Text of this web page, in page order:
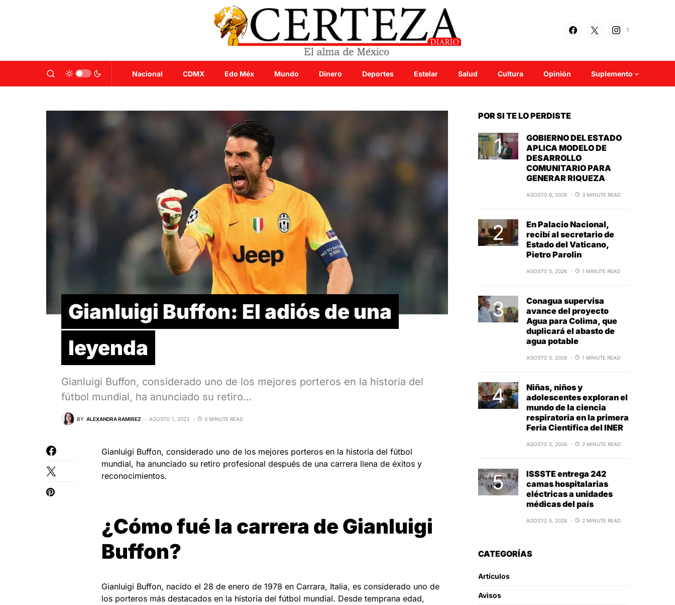
1
Nacional CDMX Edo Méx Mundo Dinero Deportes Estelar Salud Cultura Opinión Suplemento
Gianluigi Buffon: El adiós de una
leyenda
Gianluigi Buffon, considerado uno de los mejores porteros en la historia del
fútbol mundial, ha anunciado su retiro…
BY ALEXANDRA RAMIREZ AGOSTO 1, 2023 3 MINUTE READ
Gianluigi Buffon, considerado uno de los mejores porteros en la historia del fútbol
mundial, ha anunciado su retiro profesional después de una carrera llena de éxitos y
reconocimientos.
¿Cómo fué la carrera de Gianluigi
Buffon?
Gianluigi Buffon, nacido el 28 de enero de 1978 en Carrara, Italia, es considerado uno de
los porteros más destacados en la historia del fútbol mundial. Desde temprana edad,
POR SI TE LO PERDISTE
GOBIERNO DEL ESTADO
APLICA MODELO DE
DESARROLLO
COMUNITARIO PARA
GENERAR RIQUEZA
AGOSTO 6, 2026 3 MINUTE READ
En Palacio Nacional,
recibí al secretario de
Estado del Vaticano,
Pietro Parolin
AGOSTO 5, 2026 1 MINUTE READ
Conagua supervisa
avance del proyecto
Agua para Colima, que
duplicará el abasto de
agua potable
AGOSTO 5, 2026 1 MINUTE READ
Niñas, niños y
adolescentes exploran el
mundo de la ciencia
respiratoria en la primera
Feria Científica del INER
AGOSTO 5, 2026 2 MINUTE READ
ISSSTE entrega 242
camas hospitalarias
eléctricas a unidades
médicas del país
AGOSTO 5, 2026 2 MINUTE READ
CATEGORÍAS
Artículos
Avisos